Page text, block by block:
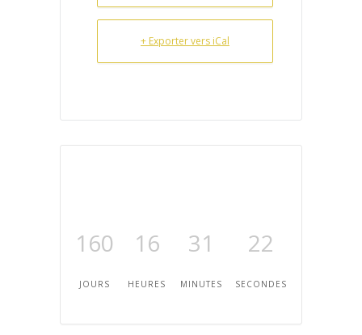
+ Exporter vers iCal
160
JOURS
16
HEURES
31
MINUTES
21
SECONDES